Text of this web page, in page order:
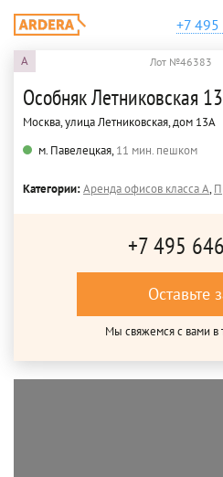
+7
A Лот №46383
Особняк Летниковская
Москва, улица Летниковская, дом 13А
м. Павелецкая,11 мин. пешком
Категории:Аренда офисов класса A,
+7 495
Оставьте
Мы свяжемся с вами в